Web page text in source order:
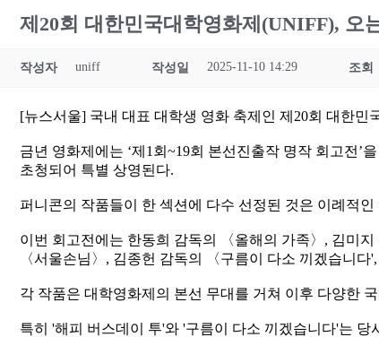
제20회 대한민국대학영화제(UNIFF), 오
작성자 uniff 작성일 2025-11-10 14:29 조회
[뉴스서울] 국내 대표 대학생 영화 축제인 제20회 대한민
금년 영화제에는 ‘제1회~19회 본선진출작 명작 회고전’
초청되어 특별 상영된다.
퍼니콘의 작품들이 한 섹션에 다수 선정된 것은 이례적
이번 회고전에는 한동희 감독의 〈올해의 가족〉, 김미
〈서울손님〉, 김종헌 감독의 〈구름이 다소 끼겠습니
각 작품은 대학영화제의 본선 무대를 거쳐 이후 다양한
특히 '해피 버스데이 투'와 '구름이 다소 끼겠습니다'는